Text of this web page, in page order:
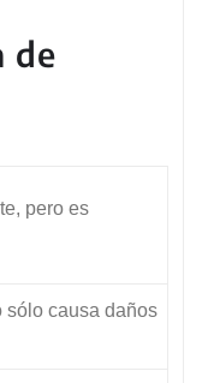
de
pero es
sólo causa daños